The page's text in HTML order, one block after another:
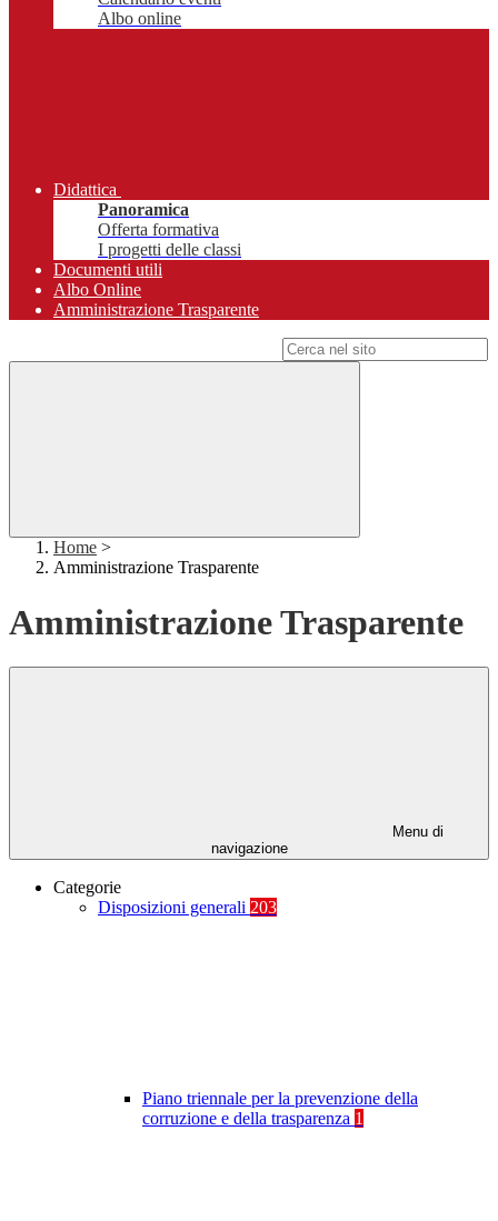
Albo online
Didattica
Panoramica
Offerta formativa
I progetti delle classi
Documenti utili
Albo Online
Amministrazione Trasparente
Home >
Amministrazione Trasparente
Amministrazione Trasparente
Menu di
navigazione
Categorie
Disposizioni generali 203
Piano triennale per la prevenzione della
corruzione e della trasparenza 1